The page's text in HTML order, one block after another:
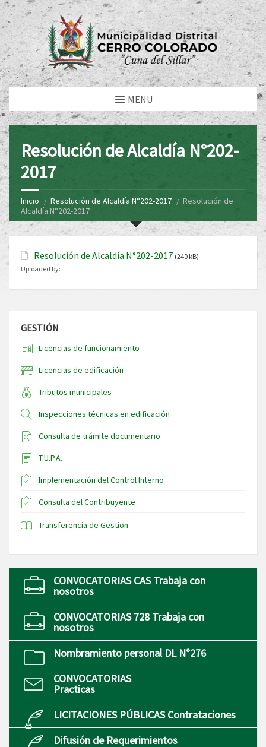
MENU
Resolución de Alcaldía N°202-
2017
Inicio Resolución de Alcaldía N°202-2017
Resolución de
Alcaldía N°202-2017
Resolución de Alcaldía N°202-2017 (240 kB)
Uploaded by:
GESTIÓN
Licencias de funcionamiento
Licencias de edificación
Tributos municipales
Inspecciones técnicas en edificación
Consulta de trámite documentario
T.U.P.A.
Implementación del Control Interno
Consulta del Contribuyente
Transferencia de Gestion
CONVOCATORIAS CAS Trabaja con
nosotros
CONVOCATORIAS 728 Trabaja con
nosotros
Nombramiento personal DL N°276
CONVOCATORIAS
Practicas
LICITACIONES PÚBLICAS Contrataciones
Difusión de Requerimientos